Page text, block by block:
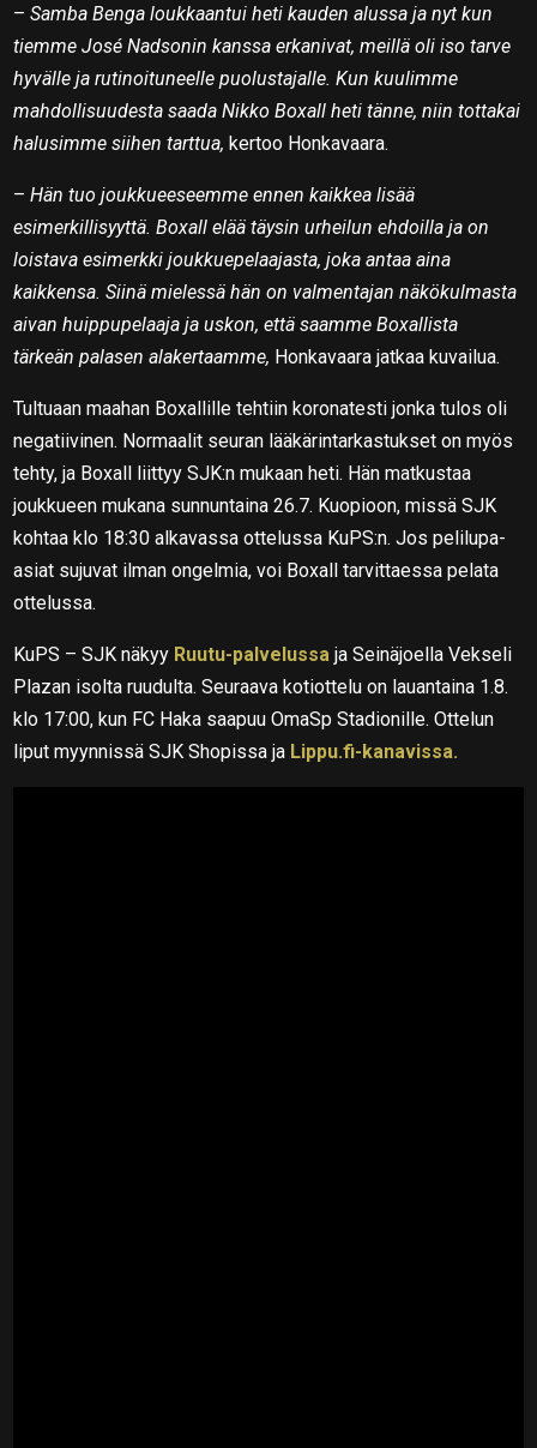
–Samba Benga loukkaantui heti kauden alussa ja nyt kun
tiemme José Nadsonin kanssa erkanivat, meillä oli iso tarve
hyvälle ja rutinoituneelle puolustajalle. Kun kuulimme
mahdollisuudesta saada Nikko Boxall heti tänne, niin tottakai
halusimme siihen tarttua, kertoo Honkavaara.
–Hän tuo joukkueeseemme ennen kaikkea lisää
esimerkillisyyttä. Boxall elää täysin urheilun ehdoilla ja on
loistava esimerkki joukkuepelaajasta, joka antaa aina
kaikkensa. Siinä mielessä hän on valmentajan näkökulmasta
aivan huippupelaaja ja uskon, että saamme Boxallista
tärkeän palasen alakertaamme, Honkavaara jatkaa kuvailua.
Tultuaan maahan Boxallille tehtiin koronatesti jonka tulos oli
negatiivinen. Normaalit seuran lääkärintarkastukset on myös
tehty, ja Boxall liittyy SJK:n mukaan heti. Hän matkustaa
joukkueen mukana sunnuntaina 26.7. Kuopioon, missä SJK
kohtaa klo 18:30 alkavassa ottelussa KuPS:n. Jos pelilupa-
asiat sujuvat ilman ongelmia, voi Boxall tarvittaessa pelata
ottelussa.
KuPS – SJK näkyy Ruutu-palvelussa ja Seinäjoella Vekseli
Plazan isolta ruudulta. Seuraava kotiottelu on lauantaina 1.8.
klo 17:00, kun FC Haka saapuu OmaSp Stadionille. Ottelun
liput myynnissä SJK Shopissa ja Lippu.fi-kanavissa.